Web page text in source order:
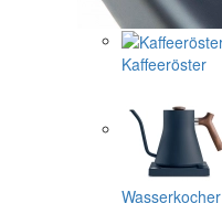
Kaffeeröster
Wasserkocher